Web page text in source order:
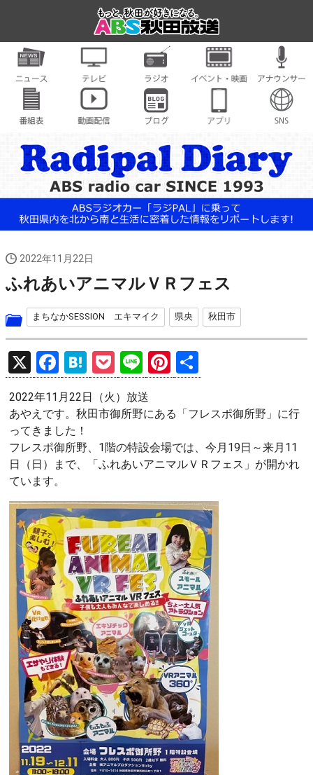
2022年11月22日
ふれあいアニマルＶＲフェス
まちなかSESSION エキマイク 県央 秋田市
X
F
a
ce
b
o
o
k
H
at
e
a
P
o
ck
Li
n
e
Pi
nt
er
t
有
2022年11月22日（火）放送
あやえです。秋田市御所野にある「フレスポ御所野」に行
ってきました！
フレスポ御所野、1階の特設会場では、今月19日～来月11
日（日）まで、「ふれあいアニマルＶＲフェス」が開かれ
ています。